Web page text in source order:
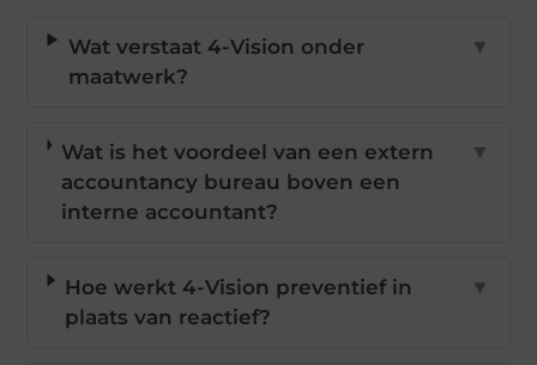
Wat verstaat 4-Vision onder
maatwerk?
▼
Wat is het voordeel van een extern
accountancy bureau boven een
interne accountant?
▼
Hoe werkt 4-Vision preventief in
plaats van reactief?
▼